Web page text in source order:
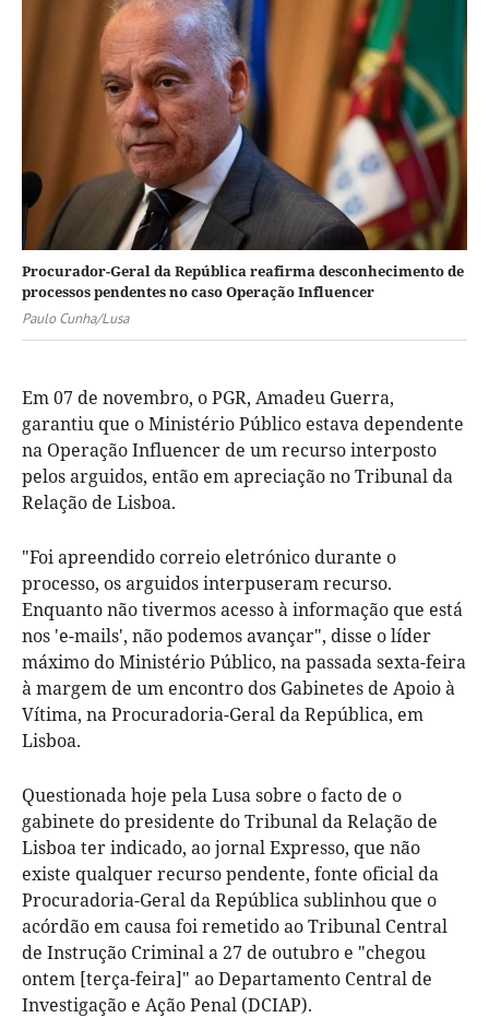
Procurador-Geral da República reafirma desconhecimento de
processos pendentes no caso Operação Influencer
Paulo Cunha/Lusa
Em 07 de novembro, o PGR, Amadeu Guerra,
garantiu que o Ministério Público estava dependente
na Operação Influencer de um recurso interposto
pelos arguidos, então em apreciação no Tribunal da
Relação de Lisboa.
"Foi apreendido correio eletrónico durante o
processo, os arguidos interpuseram recurso.
Enquanto não tivermos acesso à informação que está
nos 'e-mails', não podemos avançar", disse o líder
máximo do Ministério Público, na passada sexta-feira
à margem de um encontro dos Gabinetes de Apoio à
Vítima, na Procuradoria-Geral da República, em
Lisboa.
Questionada hoje pela Lusa sobre o facto de o
gabinete do presidente do Tribunal da Relação de
Lisboa ter indicado, ao jornal Expresso, que não
existe qualquer recurso pendente, fonte oficial da
Procuradoria-Geral da República sublinhou que o
acórdão em causa foi remetido ao Tribunal Central
de Instrução Criminal a 27 de outubro e "chegou
ontem [terça-feira]" ao Departamento Central de
Investigação e Ação Penal (DCIAP).